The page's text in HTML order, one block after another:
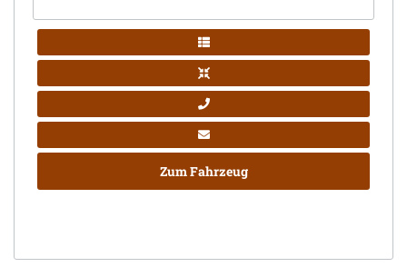
Zum Fahrzeug